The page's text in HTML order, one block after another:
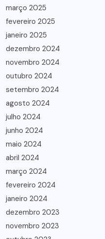
março 2025
fevereiro 2025
janeiro 2025
dezembro 2024
novembro 2024
outubro 2024
setembro 2024
agosto 2024
julho 2024
junho 2024
maio 2024
abril 2024
março 2024
fevereiro 2024
janeiro 2024
dezembro 2023
novembro 2023